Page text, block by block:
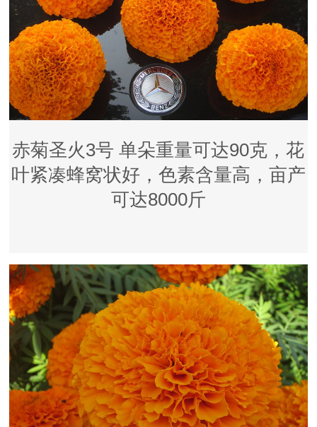
赤菊圣火3号 单朵重量可达90克，花
叶紧凑蜂窝状好，色素含量高，亩产
可达8000斤